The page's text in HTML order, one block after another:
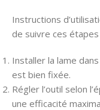
Instructions
de suivre ces étapes
Installer la lame dans
est bien fixée.
Régler l’outil selon
une efficacité